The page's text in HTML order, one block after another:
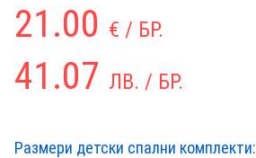
21.00 € / БР.
41.07 ЛВ. / БР.
Размери детски спални комплекти: